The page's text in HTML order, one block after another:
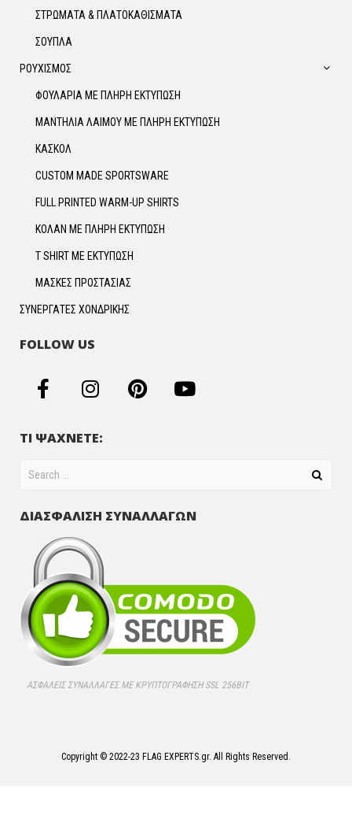
ΣΤΡΩΜΑΤΑ & ΠΛΑΤΟΚΑΘΙΣΜΑΤΑ
ΣΟΥΠΛΑ
ΡΟΥΧΙΣΜΟΣ
ΦΟΥΛΑΡΙΑ ΜΕ ΠΛΗΡΗ ΕΚΤΥΠΩΣΗ
ΜΑΝΤΗΛΙΑ ΛΑΙΜΟΥ ΜΕ ΠΛΗΡΗ ΕΚΤΥΠΩΣΗ
ΚΑΣΚΟΛ
CUSTOM MADE SPORTSWARE
FULL PRINTED WARM-UP SHIRTS
ΚΟΛΑΝ ΜΕ ΠΛΗΡΗ ΕΚΤΥΠΩΣΗ
T SHIRT ΜΕ ΕΚΤΥΠΩΣΗ
ΜΑΣΚΕΣ ΠΡΟΣΤΑΣΙΑΣ
ΣΥΝΕΡΓΑΤΕΣ ΧΟΝΔΡΙΚΗΣ
FOLLOW US
ΤΙ ΨΑΧΝΕΤΕ:
ΔΙΑΣΦΑΛΙΣΗ ΣΥΝΑΛΛΑΓΩΝ
ΑΣΦΑΛΕΊΣ ΣΥΝΑΛΛΑΓΈΣ ΜΕ ΚΡΥΠΤΟΓΡΆΦΗΣΗ SSL 256BIT
Copyright © 2022-23 FLAG EXPERTS.gr. All Rights Reserved.